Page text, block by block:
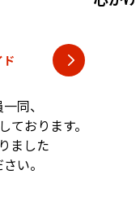
同、
おります。
ました
い。